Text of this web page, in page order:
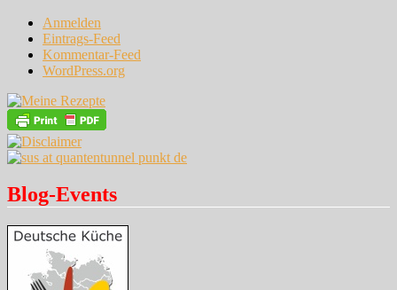
Anmelden
Eintrags-Feed
Kommentar-Feed
WordPress.org
Blog-Events